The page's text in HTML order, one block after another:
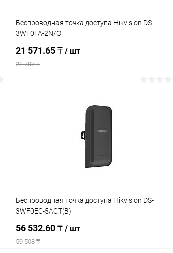
Беспроводная точка доступа Hikvision DS-
3WF0FA-2N/O
21 571.65 ₸ / шт
22 707 ₸
Беспроводная точка доступа Hikvision DS-
3WF0EC-5ACT(B)
56 532.60 ₸ / шт
59 508 ₸